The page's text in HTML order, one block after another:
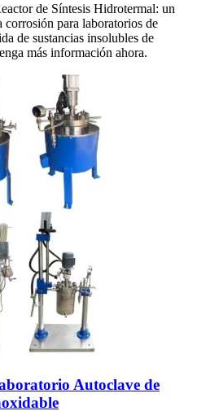
de Síntesis Hidrotermal: un
corrosión para laboratorios de
de sustancias insolubles de
más información ahora.
Autoclave de